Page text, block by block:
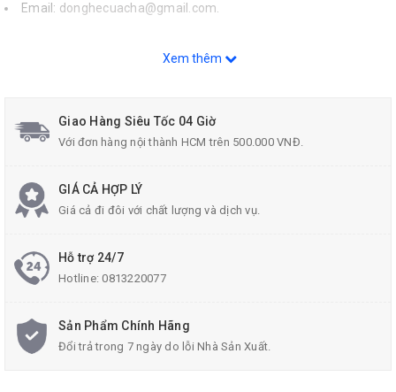
Email: donghecuacha@gmail.com.
Xem thêm
Giao Hàng Siêu Tốc 04 Giờ
Với đơn hàng nội thành HCM trên 500.000 VNĐ.
GIÁ CẢ HỢP LÝ
Giá cả đi đôi với chất lượng và dịch vụ.
Hỗ trợ 24/7
Hotline:0813220077
Sản Phẩm Chính Hãng
Đổi trả trong 7 ngày do lỗi Nhà Sản Xuất.